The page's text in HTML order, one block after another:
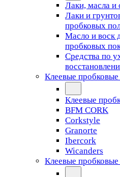
Лаки, масла и
Лаки и
пробковых
Масло и воск
пробковых
Средства по
Клеевые
Клеевые
BFM CORK
Corkstyle
Granorte
Ibercork
Wicanders
Клеевые